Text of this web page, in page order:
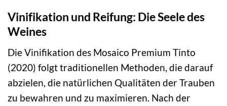
Vinifikation und Reifung: Die Seele des
Weines
Die Vinifikation des Mosaico Premium Tinto
(2020) folgt traditionellen Methoden, die darauf
abzielen, die natürlichen Qualitäten der Trauben
zu bewahren und zu maximieren. Nach der